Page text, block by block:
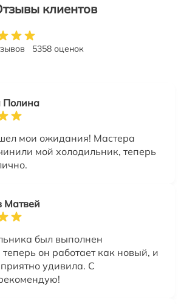
клиентов
5358 оценок
Полина
мои ожидания! Мастера
мой холодильник, теперь
Матвей
был выполнен
он работает как новый, и
удивила. С